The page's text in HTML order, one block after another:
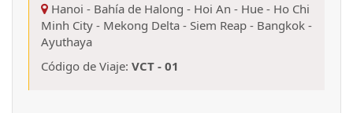
Hanoi - Bahía de Halong - Hoi An - Hue - Ho Chi
Minh City - Mekong Delta - Siem Reap - Bangkok -
Ayuthaya
Código de Viaje: VCT - 01